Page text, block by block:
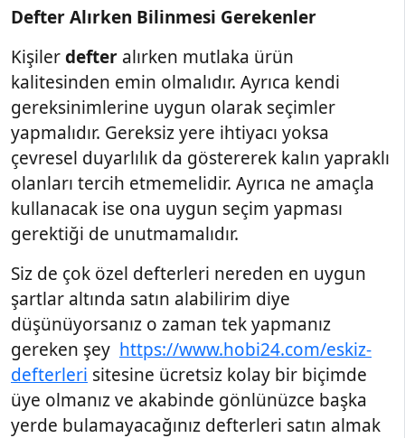
Defter Alırken Bilinmesi Gerekenler
Kişilerdefter alırken mutlaka ürün
kalitesinden emin olmalıdır. Ayrıca kendi
gereksinimlerine uygun olarak seçimler
yapmalıdır. Gereksiz yere ihtiyacı yoksa
çevresel duyarlılık da göstererek kalın yapraklı
olanları tercih etmemelidir. Ayrıca ne amaçla
kullanacak ise ona uygun seçim yapması
gerektiği de unutmamalıdır.
Siz de çok özel defterleri nereden en uygun
şartlar altında satın alabilirim diye
düşünüyorsanız o zaman tek yapmanız
gereken şey https://www.hobi24.com/eskiz-
defterleri sitesine ücretsiz kolay bir biçimde
üye olmanız ve akabinde gönlünüzce başka
yerde bulamayacağınız defterleri satın almak